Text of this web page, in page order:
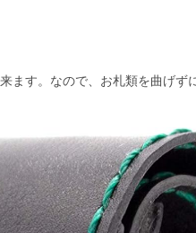
ます。なので、お札類を曲げず